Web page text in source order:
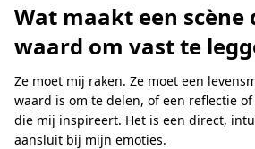
Wat maakt een scène
waard om vast te
Ze moet mij raken. Ze moet een
waard is om te delen, of een reflectie
die mij inspireert. Het is een direct,
aansluit bij mijn emoties.